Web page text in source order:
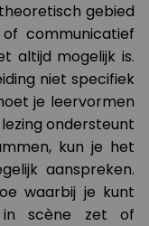
gebied
communicatief
altijd mogelijk is.
niet specifiek
je leervormen
ondersteunt
kun je het
aanspreken.
waarbij je kunt
scène zet of